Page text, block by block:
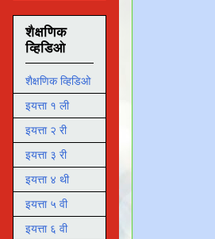
शैक्षणिक
व्हिडिओ
शैक्षणिक व्हिडिओ
इयत्ता १ ली
इयत्ता २ री
इयत्ता ३ री
इयत्ता ४ थी
इयत्ता ५ वी
इयत्ता ६ वी